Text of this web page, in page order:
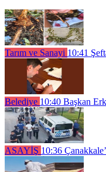
Tarım ve Sanayi 10:41
Belediye 10:40 Başkan
ASAYİŞ 10:36